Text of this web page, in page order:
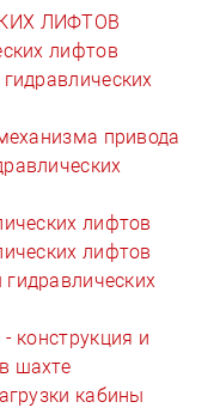
ЛИФТОВ
лифтов
привода
лифтов
лифтов
конструкция и
шахте
кабины